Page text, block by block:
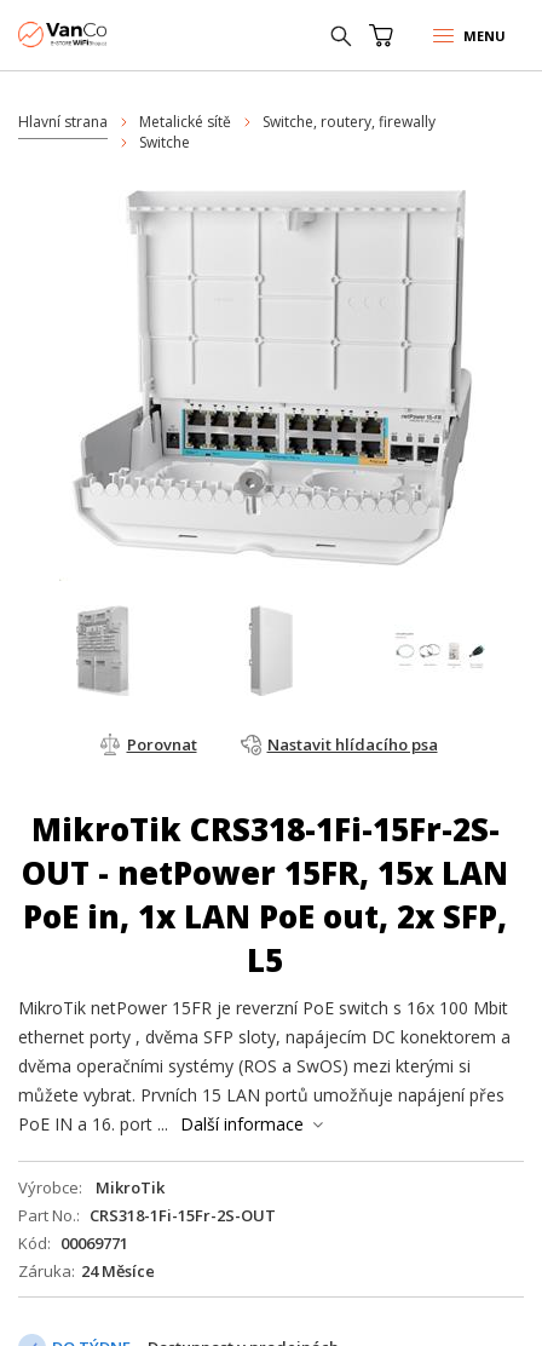
MENU
Hlavní strana Metalické sítě
Switche, routery, firewally
Switche
Porovnat Nastavit hlídacího psa
MikroTik CRS318-1Fi-15Fr-2S-
OUT - netPower 15FR, 15x LAN
PoE in, 1x LAN PoE out, 2x SFP,
L5
MikroTik netPower 15FR je reverzní PoE switch s 16x 100 Mbit
ethernet porty , dvěma SFP sloty, napájecím DC konektorem a
dvěma operačními systémy (ROS a SwOS) mezi kterými si
můžete vybrat. Prvních 15 LAN portů umožňuje napájení přes
PoE IN a 16. port ...
Další informace
Výrobce
MikroTik
Part No.
CRS318-1Fi-15Fr-2S-OUT
Kód
00069771
Záruka 24 Měsíce